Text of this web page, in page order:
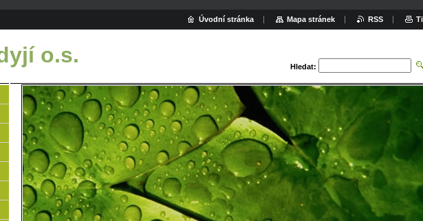
o.s. Hledat:
Úvodní stránka Mapa stránek RSS